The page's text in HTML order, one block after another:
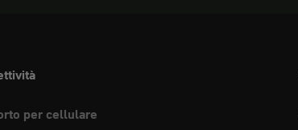
per cellulare